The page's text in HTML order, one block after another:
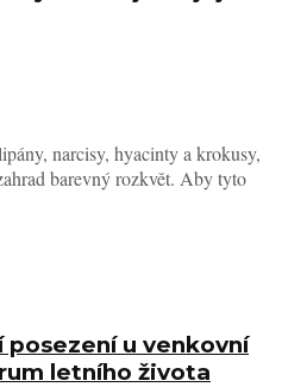
narcisy, hyacinty a krokusy,
barevný rozkvět. Aby tyto
posezení u venkovní
letního života